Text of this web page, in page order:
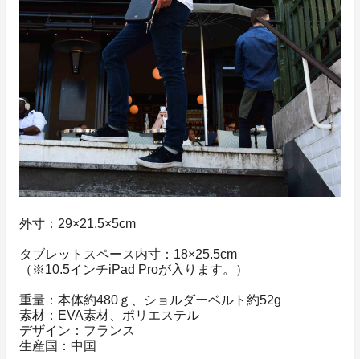
外寸：29×21.5×5cm
タブレットスペース内寸：18×25.5cm
（※10.5インチiPad Proが入ります。）
重量：本体約480ｇ、ショルダーベルト約52g
素材：EVA素材、ポリエステル
デザイン：フランス
生産国：中国